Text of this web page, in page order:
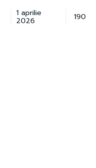
1 aprilie
2026 190